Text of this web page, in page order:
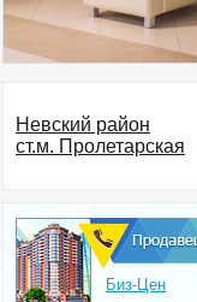
Невский район
ст.м. Пролетарская
Биз-Цен